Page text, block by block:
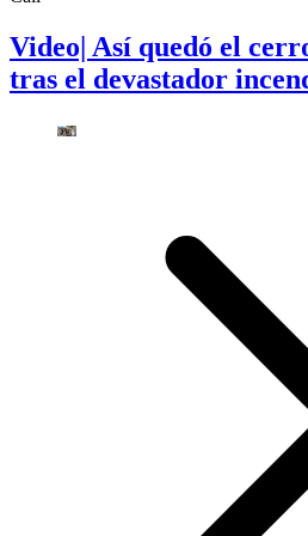
Video| Así quedó el
tras el devastador